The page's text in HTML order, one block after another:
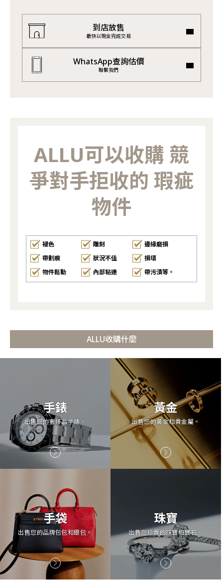
到店放售
最快以現金完成交易
WhatsApp查詢估價
聯繫我們
ALLU可以收購 競
爭對手拒收的 瑕疵
物件
褪色 雕刻
邊緣磨損
帶劃痕
狀況不佳
損壞
物件鬆動
內部粘連 帶污漬等。
ALLU收購什麼
手錶
出售您的奢侈品手錶。
黃金
出售您的黃金和貴金屬。
手袋
出售您的品牌包包和銀包。
珠寶
出售您珍貴的珠寶和寶石。